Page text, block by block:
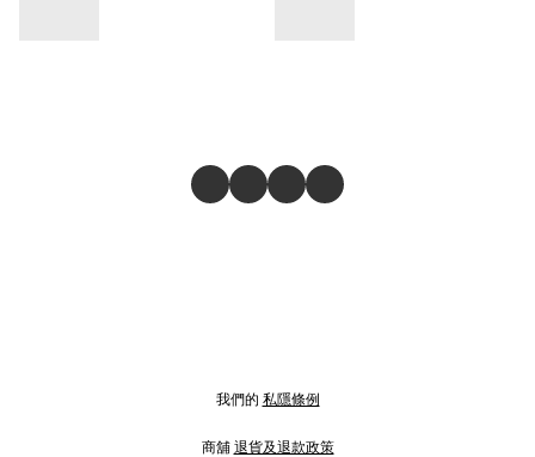
我們的 私隱條例
商舖 退貨及退款政策